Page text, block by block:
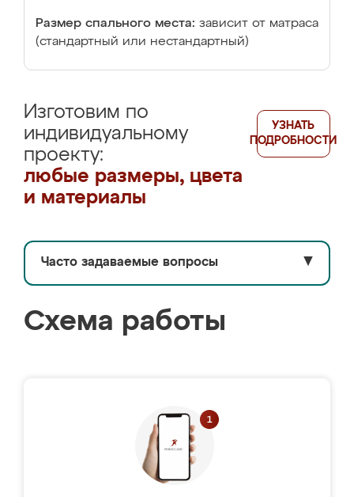
Размер спального места: зависит от матраса
(стандартный или нестандартный)
Изготовим по
индивидуальному
проекту:
любые размеры, цвета
и материалы
УЗНАТЬ
ПОДРОБНОСТИ
Часто задаваемые вопросы ▼
Схема работы